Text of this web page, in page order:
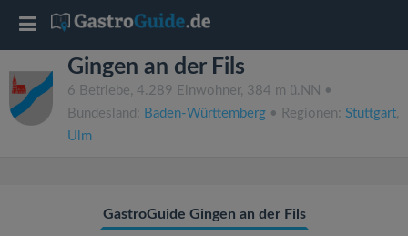
Gingen an der Fils
6 Betriebe, 4.289 Einwohner, 384 m ü.NN •
Bundesland: Baden-Württemberg • Regionen: Stuttgart,
Ulm
GastroGuide Gingen an der Fils
T
o